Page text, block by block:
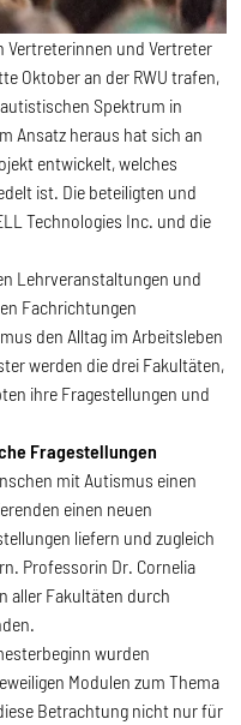
Vertreterinnen und Vertreter
Oktober an der RWU trafen,
Spektrum in
Ansatz heraus hat sich an
entwickelt, welches
ist. Die beteiligten und
Technologies Inc. und die
Lehrveranstaltungen und
Fachrichtungen
den Alltag im Arbeitsleben
werden die drei Fakultäten,
ihre Fragestellungen und
Fragestellungen
mit Autismus einen
einen neuen
liefern und zugleich
Professorin Dr. Cornelia
aller Fakultäten durch
wurden
Modulen zum Thema
Betrachtung nicht nur für